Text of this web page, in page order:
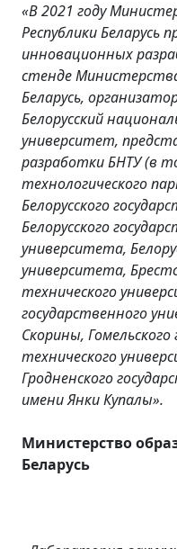
«В 2021 году
Республики Беларусь
инновационных
стенде
Беларусь,
Белорусский
университет,
разработки БНТУ (в
технологического
Белорусского
Белорусского
университета,
университета,
технического
государственного
Скорины,
технического
Гродненского
имени Янки Купалы».
Министерство
Беларусь